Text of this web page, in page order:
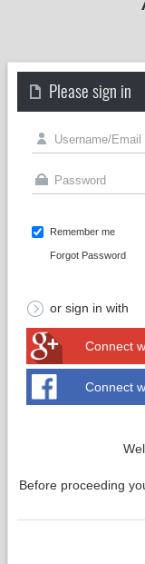
Please sign in
Remember me
Forgot Password
or sign in with
Connect
Connect
Before proceeding